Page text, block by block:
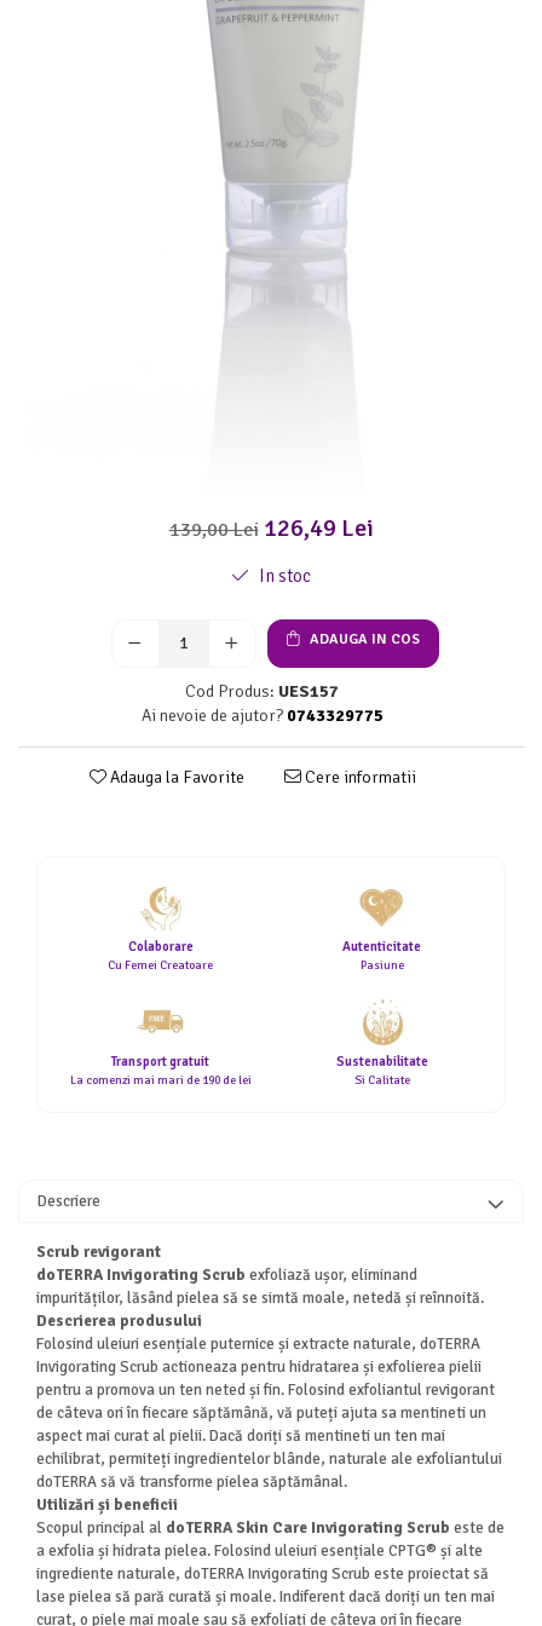
139,00 Lei 126,49 Lei
In stoc
ADAUGA IN COS
Cod Produs: UES157
Ai nevoie de ajutor? 0743329775
Adauga la Favorite Cere informatii
Colaborare
Cu Femei Creatoare
Autenticitate
Pasiune
Transport gratuit
La comenzi mai mari de 190 de lei
Sustenabilitate
Si Calitate
Descriere
Scrub revigorant
doTERRA Invigorating Scrub exfoliază ușor, eliminand
impurităților, lăsând pielea să se simtă moale, netedă și reînnoită.
Descrierea produsului
Folosind uleiuri esențiale puternice și extracte naturale, doTERRA
Invigorating Scrub actioneaza pentru hidratarea și exfolierea pielii
pentru a promova un ten neted și fin. Folosind exfoliantul revigorant
de câteva ori în fiecare săptămână, vă puteți ajuta sa mentineti un
aspect mai curat al pielii. Dacă doriți să mentineti un ten mai
echilibrat, permiteți ingredientelor blânde, naturale ale exfoliantului
doTERRA să vă transforme pielea săptămânal.
Utilizări și beneficii
Scopul principal al doTERRA Skin Care Invigorating Scrub este de
a exfolia și hidrata pielea. Folosind uleiuri esențiale CPTG® și alte
ingrediente naturale, doTERRA Invigorating Scrub este proiectat să
lase pielea să pară curată și moale. Indiferent dacă doriți un ten mai
curat, o piele mai moale sau să exfoliați de câteva ori în fiecare